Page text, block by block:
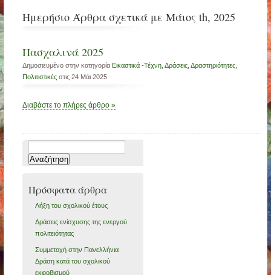
Ημερήσιο Άρθρα σχετικά με Μάιος th, 2025
Πασχαλινά 2025
Δημοσιευμένο στην κατηγορία Eικαστικά -Τέχνη, Δράσεις, Δραστηριότητες,
Πολιτιστικέςστις 24 Μάι 2025
Διαβάστε το πλήρες άρθρο »
για:
Πρόσφατα άρθρα
Λήξη του σχολικού έτους
Δράσεις ενίσχυσης της ενεργού
πολιτειότητας
Συμμετοχή στην Πανελλήνια
Δράση κατά του σχολικού
εκφοβισμού